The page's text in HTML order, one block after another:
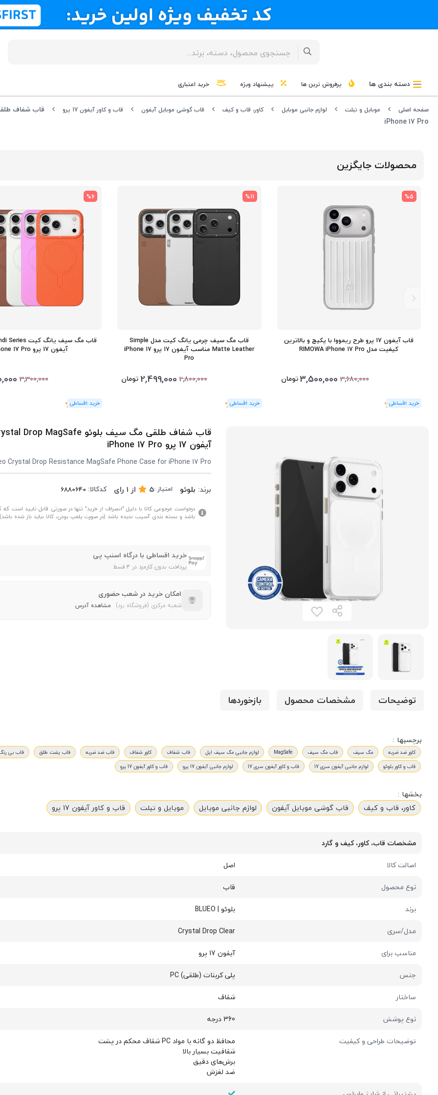
دسته بندی ها پرفروش ترین ها پیشنهاد ویژه خرید اعتباری
صفحه اصلی موبایل و تبلت لوازم جانبی موبایل کاور، قاب و کیف قاب گوشی موبایل آیفون قاب و کاور آیفون 17 پرو
iPhone 17 Pro
محصولات جایگزین
%5
قاب آیفون 17 پرو طرح ریمووا با پکیج و بالاترین
کیفیت مدل RIMOWA iPhone 17 Pro
3,680,000
3,500,000تومان
(1رای)
5
%11
قاب مگ سیف چرمی یانگ کیت مدل Simple
Matte Leather مناسب آیفون 17 پرو iPhone 17
Pro
2,800,000
2,499,000 تومان
(1رای)
5
%6
آیفون 17 پرو iPhone 17 Pro
3,300,000
(1رای)
5
آیفون 17 پرو iPhone 17 Pro
Crystal Drop Resistance MagSafe Phone Case for iPhone 17 Pro
برند: بلوئو امتیاز :5 از 1 رای کدکالا:
درخواست مرجوعی کالا با دلیل "انصراف از خرید" تنها در صورتی قابل تایید است که
باشد و بسته بندی آسیب ندیده باشد (در صورت پلمپ بودن، کالا نباید باز شده
خرید اقساطی با درگاه اسنپ پی
پرداخت بدون کارمزد در ۴ قسط
امکان خرید در شعب حضوری
شعبه مرکزی (فروشگاه یزد) مشاهده آدرس
توضیحات مشخصات محصول بازخوردها
برچسبها :
کاور ضد ضربه مگ سیف قاب مگ سیف MagSafe لوازم جانبی مگ سیف اپل قاب شفاف کاور شفاف قاب ضد ضربه قاب پشت طلق قاب بی
قاب و کاور بلوئو
لوازم جانبی آیفون سری 17 قاب و کاور آیفون سری 17 لوازم جانبی آیفون 17 پرو قاب و کاور آیفون 17 پرو
بخشها :
کاور، قاب و کیف
قاب گوشی موبایل آیفون لوازم جانبی موبایل موبایل و تبلت قاب و کاور آیفون 17 پرو
مشخصات قاب، کاور، کیف و گارد
اصالت کالا
اصل
نوع محصول
قاب
برند
بلوئو | BLUEO
مدل/سری
Crystal Drop Clear
مناسب برای
آیفون 17 پرو
جنس
پلی کربنات (طلقی) PC
ساختار
شفاف
نوع پوشش
360 درجه
توضیحات طراحی و کیفیت
محافظ دو گانه با مواد PC شفاف محکم در پشت
شفافیت بسیار بالا
برش‌های دقیق
ضد لغزش